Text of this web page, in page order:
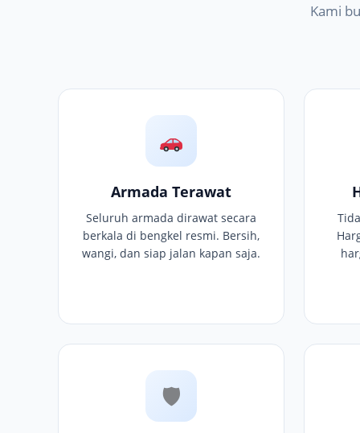
Kami
Armada Terawat
Seluruh armada dirawat secara
berkala di bengkel resmi. Bersih,
wangi, dan siap jalan kapan saja.
🛡